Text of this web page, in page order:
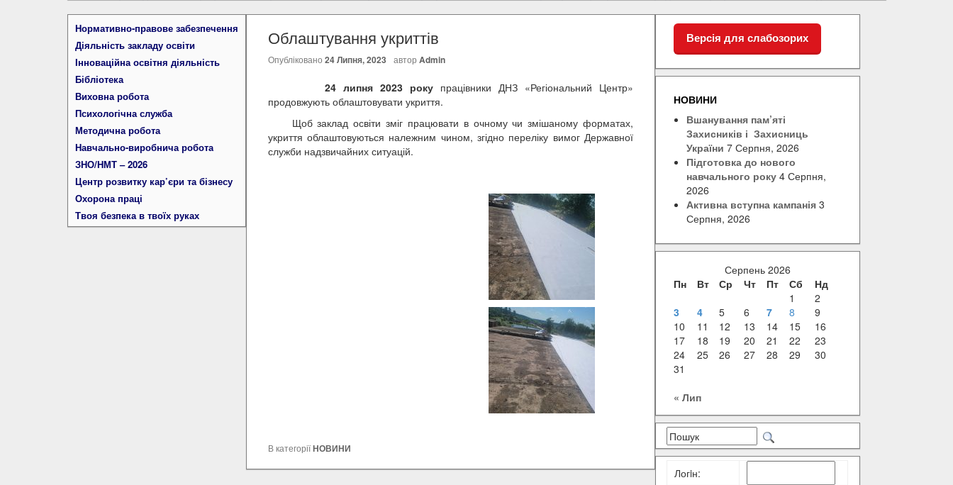
Нормативно-правове забезпечення
Діяльність закладу освіти
Інноваційна освітня діяльність
Бібліотека
Виховна робота
Психологічна служба
Методична робота
Навчально-виробнича робота
ЗНО/НМТ – 2026
Центр розвитку кар’єри та бізнесу
Охорона праці
Твоя безпека в твоїх руках
Облаштування укриттів
Опубліковано 24 Липня, 2023 автор Admin
24 липня 2023 року працівники ДНЗ «Регіональний Центр»
продовжують облаштовувати укриття.
Щоб заклад освіти зміг працювати в очному чи змішаному форматах,
укриття облаштовуються належним чином, згідно переліку вимог Державної
служби надзвичайних ситуацій.
В категоріїНОВИНИ
Версія для слабозорих
НОВИНИ
Вшанування пам’яті
Захисників і Захисниць
України 7 Серпня, 2026
Підготовка до нового
навчального року 4 Серпня,
2026
Активна вступна кампанія 3
Серпня, 2026
Серпень 2026
Пн
Вт Ср Чт Пт Сб
Нд
1
2
3
4 5 6 7 8
9
10
11 12 13 14 15
16
17
18 19 20 21 22
23
24
25 26 27 28 29
30
31
« Лип
Логiн: